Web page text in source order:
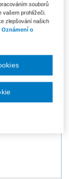
daňové vztahy, 3.
vydání
412 Kč
Produkty
souborů
vašem prohlížeči.
zlepšování našich
Oznámení o